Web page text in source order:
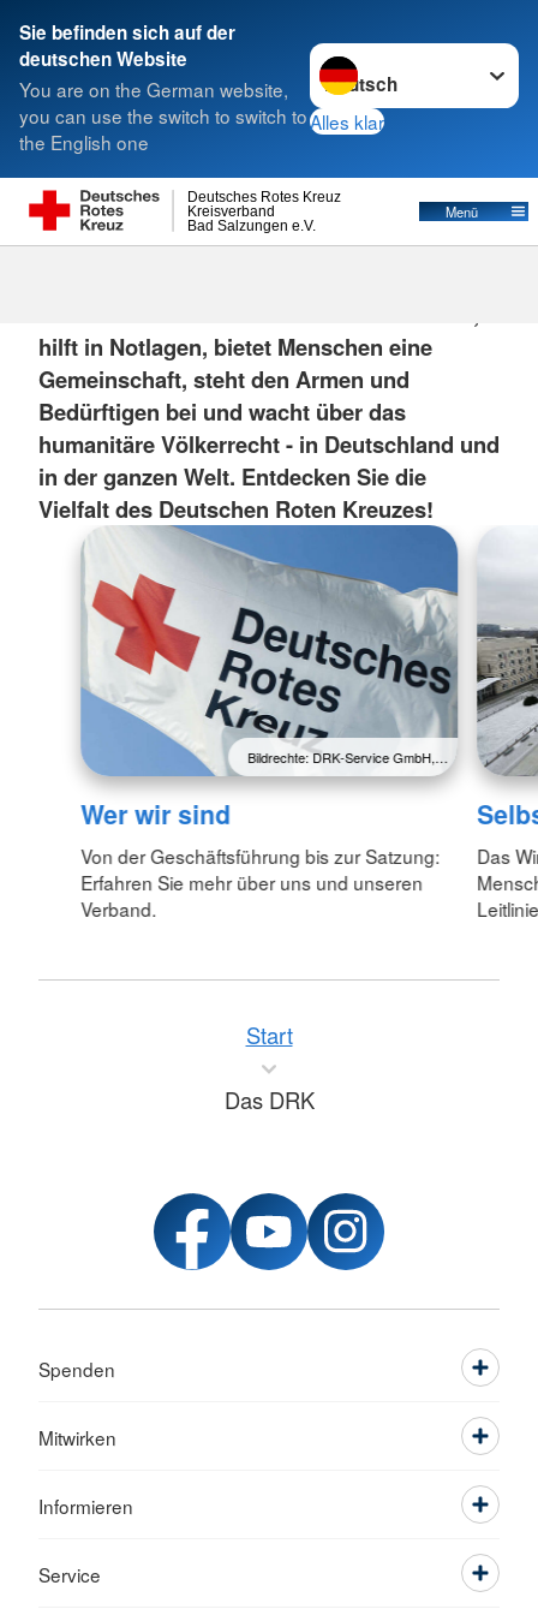
Sie befinden sich auf der
deutschen Website
You are on the German website,
you can use the switch to switch to
the English one
Sprache wechseln zu
Alles klar
Bad Salzungen e.V.
Kreisverband
Deutsches Rotes Kreuz
Menü
Suche
hilft in Notlagen, bietet Menschen eine
Gemeinschaft, steht den Armen und
Bedürftigen bei und wacht über das
humanitäre Völkerrecht - in Deutschland und
in der ganzen Welt. Entdecken Sie die
Vielfalt des Deutschen Roten Kreuzes!
Bildrechte: DRK-Service GmbH,…
Wer wir sind
Von der Geschäftsführung bis zur Satzung:
Erfahren Sie mehr über uns und unseren
Verband.
Das
Start
Das DRK
Spenden
Mitwirken
Informieren
Service